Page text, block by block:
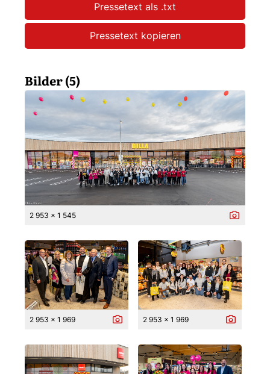
Pressetext als .txt
Pressetext kopieren
Bilder (5)
2 953 x 1 545
2 953 x 1 969 2 953 x 1 969